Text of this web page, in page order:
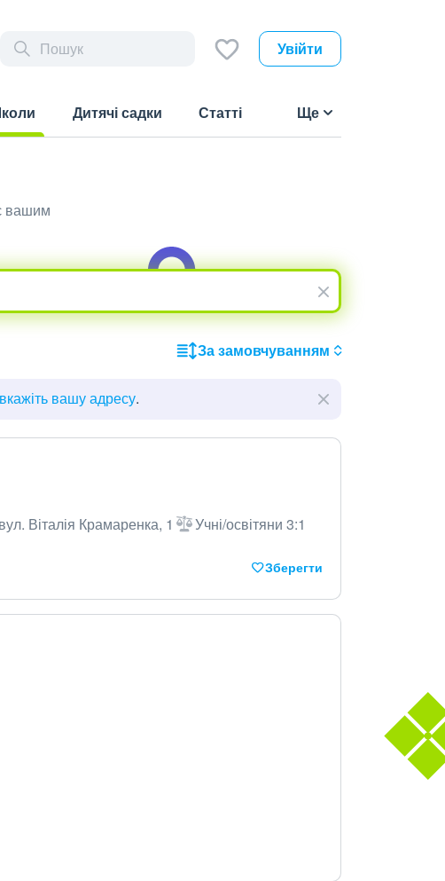
Увійти
Дитячі садки Статті Ще
вашим
За замовчуванням
вкажіть вашу адресу.
Віталія Крамаренка, 1 Учні/освітяни 3:1
Зберегти